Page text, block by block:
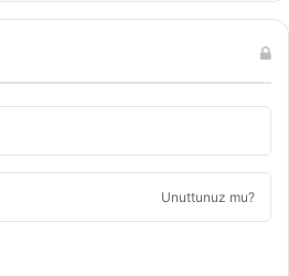
Unuttunuz mu?